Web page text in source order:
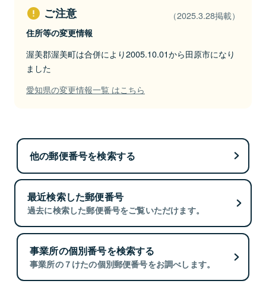
ご注意 （2025.3.28掲載）
住所等の変更情報
渥美郡渥美町は合併により2005.10.01から田原市になり
ました
愛知県の変更情報一覧 はこちら
他の郵便番号を検索する
最近検索した郵便番号
過去に検索した郵便番号をご覧いただけます。
事業所の個別番号を検索する
事業所の７けたの個別郵便番号をお調べします。